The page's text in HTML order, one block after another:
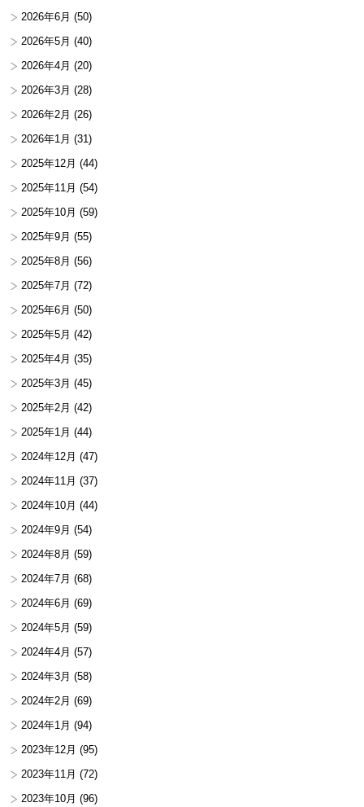
2026年6月 (50)
2026年5月 (40)
2026年4月 (20)
2026年3月 (28)
2026年2月 (26)
2026年1月 (31)
2025年12月 (44)
2025年11月 (54)
2025年10月 (59)
2025年9月 (55)
2025年8月 (56)
2025年7月 (72)
2025年6月 (50)
2025年5月 (42)
2025年4月 (35)
2025年3月 (45)
2025年2月 (42)
2025年1月 (44)
2024年12月 (47)
2024年11月 (37)
2024年10月 (44)
2024年9月 (54)
2024年8月 (59)
2024年7月 (68)
2024年6月 (69)
2024年5月 (59)
2024年4月 (57)
2024年3月 (58)
2024年2月 (69)
2024年1月 (94)
2023年12月 (95)
2023年11月 (72)
2023年10月 (96)